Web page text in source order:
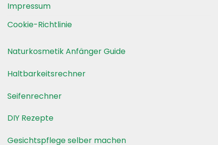
Impressum
Cookie-Richtlinie
Naturkosmetik Anfänger Guide
Haltbarkeitsrechner
Seifenrechner
DIY Rezepte
Gesichtspflege selber machen